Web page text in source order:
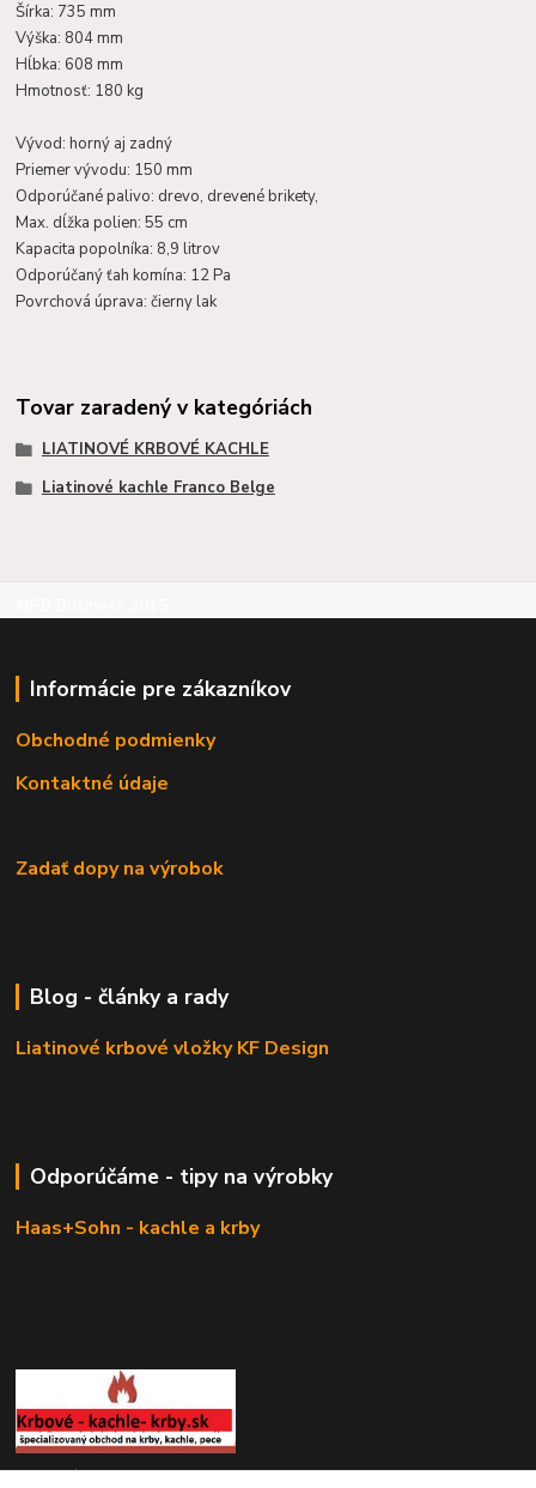
Šírka: 735 mm
Výška: 804 mm
Hĺbka: 608 mm
Hmotnosť: 180 kg
Vývod: horný aj zadný
Priemer vývodu: 150 mm
Odporúčané palivo: drevo, drevené brikety,
Max. dĺžka polien: 55 cm
Kapacita popolníka: 8,9 litrov
Odporúčaný ťah komína: 12 Pa
Povrchová úprava: čierny lak
Tovar zaradený v kategóriách
LIATINOVÉ KRBOVÉ KACHLE
Liatinové kachle Franco Belge
Informácie pre zákazníkov
Obchodné podmienky
Kontaktné údaje
Zadať dopy na výrobok
Blog - články a rady
Liatinové krbové vložky KF Design
Odporúčáme - tipy na výrobky
Haas+Sohn - kachle a krby